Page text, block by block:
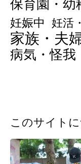
保育園・幼
妊娠中 妊活
家族・夫
病気・怪我
このサイト